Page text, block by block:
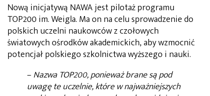
Nową inicjatywą NAWA jest pilotaż programu
TOP200 im. Weigla. Ma on na celu sprowadzenie do
polskich uczelni naukowców z czołowych
światowych ośrodków akademickich, aby wzmocnić
potencjał polskiego szkolnictwa wyższego i nauki.
–Nazwa TOP200, ponieważ brane są pod
uwagę te uczelnie, które w najważniejszych